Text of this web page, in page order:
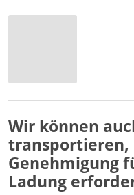
Wir können
transportieren,
Genehmigung
Ladung